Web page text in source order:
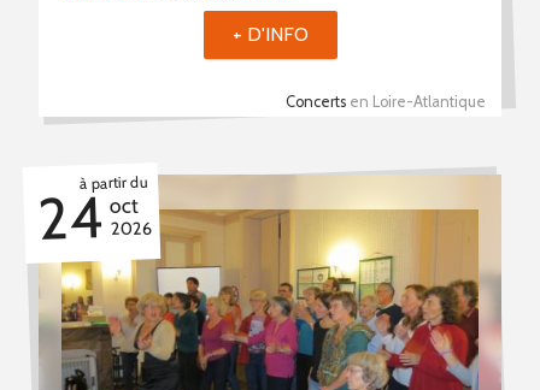
Concerts en Loire-Atlantique
+ D'INFO
à partir du
24 oct
2026